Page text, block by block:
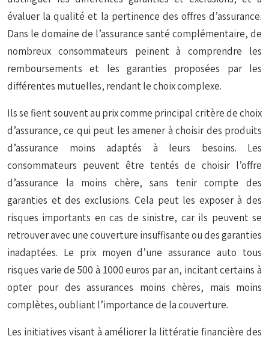
évaluer la qualité et la pertinence des offres d’assurance.
Dans le domaine de l’assurance santé complémentaire, de
nombreux consommateurs peinent à comprendre les
remboursements et les garanties proposées par les
différentes mutuelles, rendant le choix complexe.
Ils se fient souvent au prix comme principal critère de choix
d’assurance, ce qui peut les amener à choisir des produits
d’assurance moins adaptés à leurs besoins. Les
consommateurs peuvent être tentés de choisir l’offre
d’assurance la moins chère, sans tenir compte des
garanties et des exclusions. Cela peut les exposer à des
risques importants en cas de sinistre, car ils peuvent se
retrouver avec une couverture insuffisante ou des garanties
inadaptées. Le prix moyen d’une assurance auto tous
risques varie de 500 à 1000 euros par an, incitant certains à
opter pour des assurances moins chères, mais moins
complètes, oubliant l’importance de la couverture.
Les initiatives visant à améliorer la littératie financière des